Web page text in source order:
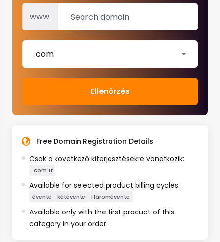
www.
.com
Ellenőrzés
Free Domain Registration Details
Csak a következő kiterjesztésekre vonatkozik:
.com.tr
Available for selected product billing cycles:
évente kétévente Háromévente
Available only with the first product of this
category in your order.